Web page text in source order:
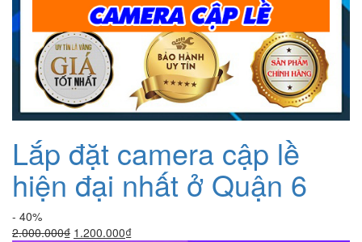
Lắp đặt camera cập lề
hiện đại nhất ở Quận 6
- 40%
2.000.000₫ Giá
1.200.000₫Giá